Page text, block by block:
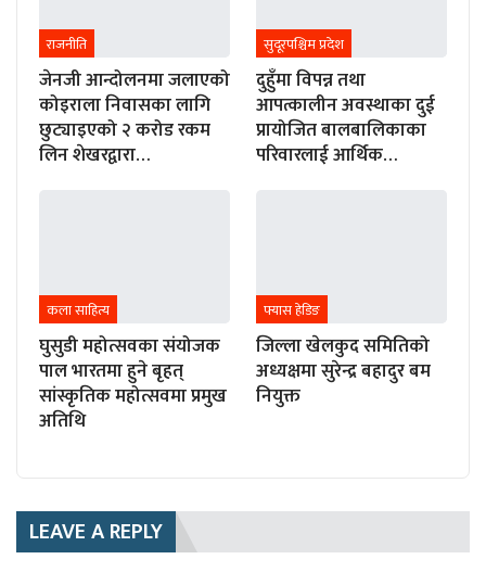
राजनीति
जेनजी आन्दोलनमा जलाएको
कोइराला निवासका लागि
छुट्याइएको २ करोड रकम
लिन शेखरद्वारा…
सुदूरपश्चिम प्रदेश
दुहुँमा विपन्न तथा
आपत्कालीन अवस्थाका दुई
प्रायोजित बालबालिकाका
परिवारलाई आर्थिक…
कला साहित्य
घुसुडी महोत्सवका संयोजक
पाल भारतमा हुने बृहत्
सांस्कृतिक महोत्सवमा प्रमुख
अतिथि
फ्यास हेडिङ
जिल्ला खेलकुद समितिको
अध्यक्षमा सुरेन्द्र बहादुर बम
नियुक्त
LEAVE A REPLY